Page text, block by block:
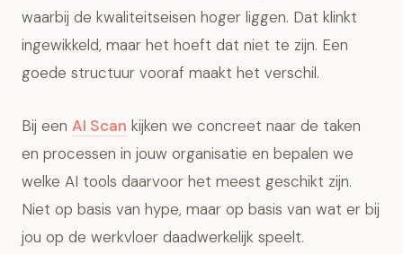
waarbij de kwaliteitseisen hoger liggen. Dat klinkt
ingewikkeld, maar het hoeft dat niet te zijn. Een
goede structuur vooraf maakt het verschil.
Bij een AI Scan kijken we concreet naar de taken
en processen in jouw organisatie en bepalen we
welke AI tools daarvoor het meest geschikt zijn.
Niet op basis van hype, maar op basis van wat er bij
jou op de werkvloer daadwerkelijk speelt.